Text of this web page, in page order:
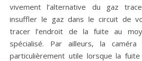
vivement l’alternative du gaz
insuffler le gaz dans le circuit de
tracer l’endroit de la fuite au
spécialisé. Par ailleurs, la caméra
particulièrement utile lorsque la